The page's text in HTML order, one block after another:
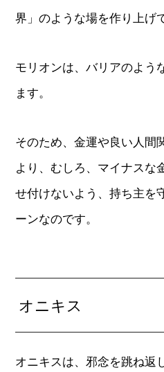
界」のような場を作り上げ
モリオンは、バリアのよう
ます。
そのため、金運や良い人間
より、むしろ、マイナスな
せ付けないよう、持ち主を
ーンなのです。
オニキス
オニキスは、邪念を跳ね返